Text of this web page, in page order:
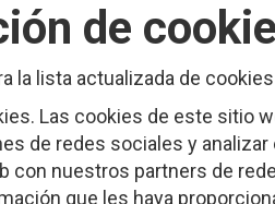
de
la lista actualizada de
Las cookies de este sitio
de redes sociales y
con nuestros partners de
que les haya